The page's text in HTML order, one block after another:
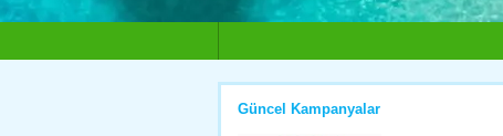
Güncel Kampanyalar